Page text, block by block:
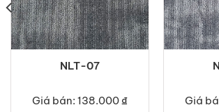
NLT-07
Giá bán: 138.000 ₫ Giá